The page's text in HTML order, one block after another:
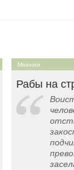
Мнения
Рабы на